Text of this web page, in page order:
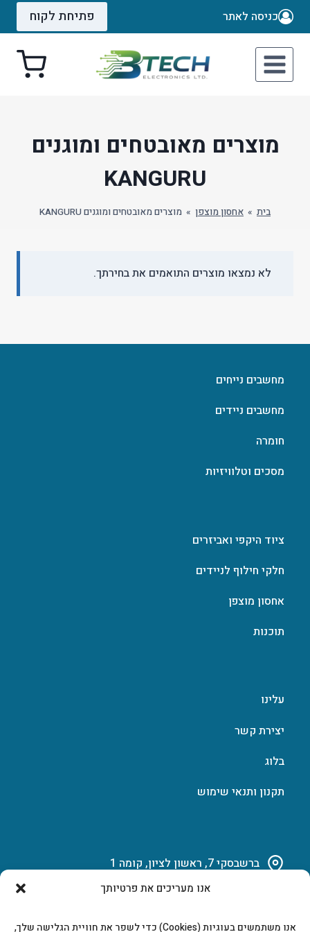
אנו מעריכים את פרטיותך
אנו משתמשים בעוגיות (Cookies) כדי לשפר את חוויית הגלישה שלך,
Skip
כניסה לאתר פתיחת לקוח
מוצרים מאובטחים ומוגנים
KANGURU
בית » אחסון מוצפן » מוצרים מאובטחים ומוגנים KANGURU
לא נמצאו מוצרים התואמים את בחירתך.
מחשבים נייחים
מחשבים ניידים
חומרה
מסכים וטלוויזיות
ציוד היקפי ואביזרים
חלקי חילוף לניידים
אחסון מוצפן
תוכנות
עלינו
יצירת קשר
בלוג
תקנון ותנאי שימוש
ברשבסקי 7, ראשון לציון, קומה 1